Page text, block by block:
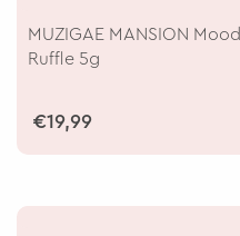
MUZIGAE MANSION
Ruffle 5g
€19,99